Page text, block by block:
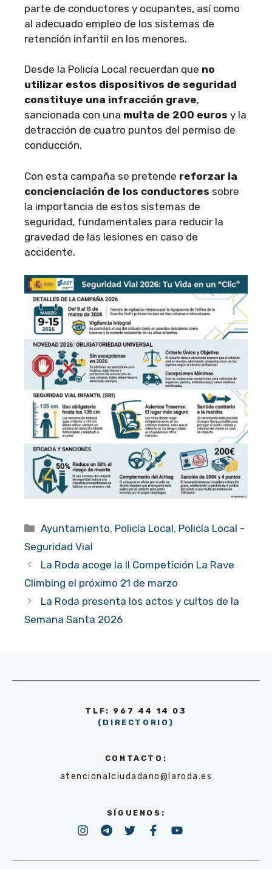
parte de conductores y ocupantes, así como
al adecuado empleo de los sistemas de
retención infantil en los menores.
Desde la Policía Local recuerdan que no
utilizar estos dispositivos de seguridad
constituye una infracción grave,
sancionada con una multa de 200 euros y la
detracción de cuatro puntos del permiso de
conducción.
Con esta campaña se pretende reforzar la
concienciación de los conductores sobre
la importancia de estos sistemas de
seguridad, fundamentales para reducir la
gravedad de las lesiones en caso de
accidente.
Categorías
Ayuntamiento, Policía Local, Policía Local -
Seguridad Vial
La Roda acoge la II Competición La Rave
Climbing el próximo 21 de marzo
La Roda presenta los actos y cultos de la
Semana Santa 2026
TLF: 967 44 14 03
(DIRECTORIO)
CONTACTO:
atencionalciudadano@laroda.es
SÍGUENOS: